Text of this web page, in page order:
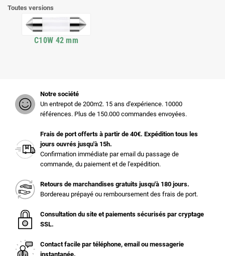
Toutes versions
C10W 42 mm
Notre société
Un entrepot de 200m2. 15 ans d'expérience. 10000
références. Plus de 150.000 commandes envoyées.
Frais de port offerts à partir de 40€. Expédition tous les
jours ouvrés jusqu'à 15h.
Confirmation immédiate par email du passage de
commande, du paiement et de l'expédition.
Retours de marchandises gratuits jusqu'à 180 jours.
Bordereau prépayé ou remboursement des frais de port.
Consultation du site et paiements sécurisés par cryptage
SSL.
Contact facile par téléphone, email ou messagerie
instantanée.